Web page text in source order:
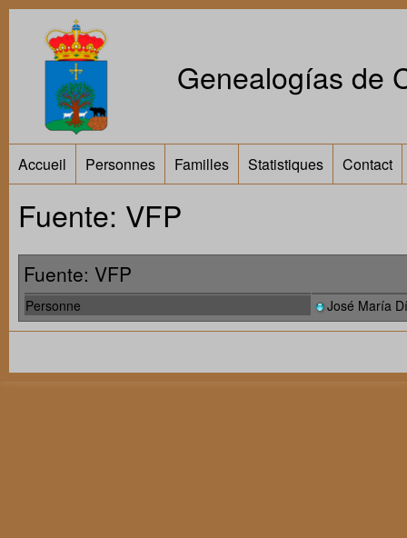
Genealogías de
Accueil Personnes Familles Statistiques Contact
Fuente: VFP
Fuente: VFP
Personne José María